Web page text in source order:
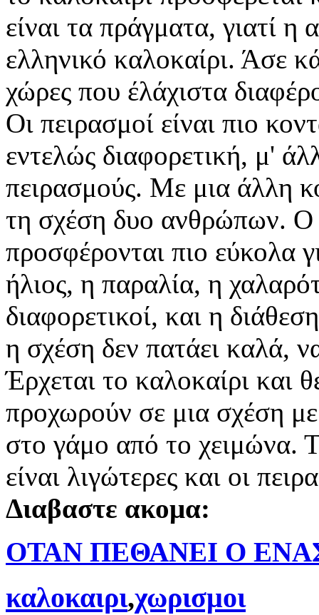
είναι τα πράγματα, γιατί η
ελληνικό καλοκαίρι. Άσε
χώρες που έλάχιστα
Οι πειρασμοί είναι πιο
εντελώς διαφορετική, μ'
πειρασμούς. Με μια άλλη
τη σχέση δυο ανθρώπων. Ο
προσφέρονται πιο εύκολα
ήλιος, η παραλία, η
διαφορετικοί, και η
η σχέση δεν πατάει καλά,
Έρχεται το καλοκαίρι και
προχωρούν σε μια σχέση
στο γάμο από το χειμώνα.
είναι λιγώτερες και οι
Διαβαστε ακομα:
ΟΤΑΝ ΠΕΘΑΝΕΙ Ο
καλοκαιρι,χωρισμοι